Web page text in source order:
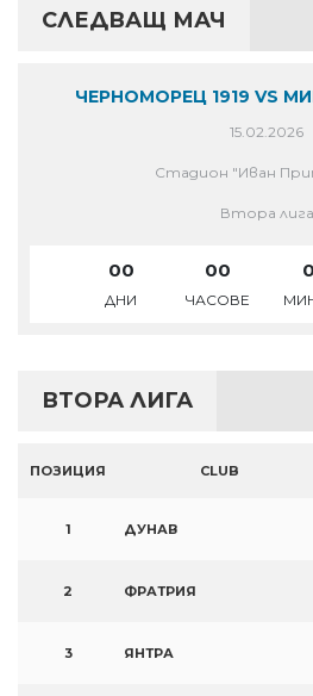
СЛЕДВАЩ МАЧ
ЧЕРНОМОРЕЦ 1919 VS
15.02.2026
Стадион "Иван
Втора лига
00
ДНИ
00
ЧАСОВЕ
ВТОРА ЛИГА
ПОЗИЦИЯ CLUB
1 ДУНАВ
2 ФРАТРИЯ
3 ЯНТРА